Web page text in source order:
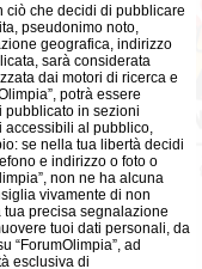
ciò che decidi di pubblicare
pseudonimo noto,
geografica, indirizzo
sarà considerata
dai motori di ricerca e
potrà essere
pubblicato in sezioni
al pubblico,
se nella tua libertà decidi
e indirizzo o foto o
non ne ha alcuna
vivamente di non
precisa segnalazione
tuoi dati personali, da
“ForumOlimpia”, ad
esclusiva di